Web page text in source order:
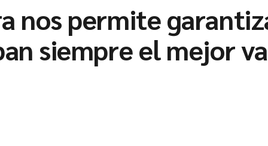
nos permite
siempre el mejor